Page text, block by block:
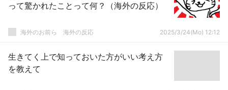
って驚かれたことって何？（海外の反応）
海外のお前ら 海外の反応 2025/3/24(Mo) 12:12
生きてく上で知っておいた方がいい考え方
を教えて